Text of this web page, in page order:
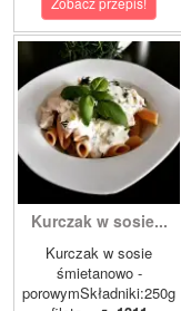
Kurczak w sosie...
Kurczak w sosie
śmietanowo -
porowymSkładniki:250g